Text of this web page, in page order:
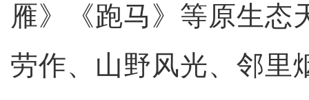
雁》《跑马》等原生态
劳作、山野风光、邻里